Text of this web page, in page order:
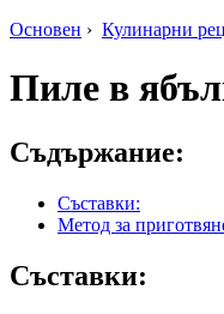
Основен › Кулинарни
Пиле в
Съдържание:
Съставки:
Метод за
Съставки: